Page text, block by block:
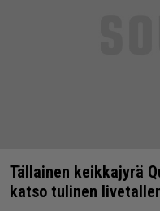
Tällainen keikkajyrä
katso tulinen